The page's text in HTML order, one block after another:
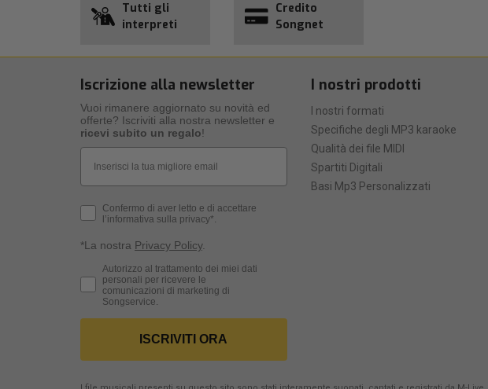
Tutti gli
interpreti
Credito
Songnet
Iscrizione alla newsletter
Vuoi rimanere aggiornato su novità ed
offerte? Iscriviti alla nostra newsletter e
ricevi subito un regalo!
Privacy Policy
Confermo di aver letto e di accettare
l’informativa sulla privacy*.
*La nostra Privacy Policy.
Consenso Marketing
Autorizzo al trattamento dei miei dati
personali per ricevere le
comunicazioni di marketing di
Songservice.
ISCRIVITI ORA
I nostri prodotti
I nostri formati
Specifiche degli MP3 karaoke
Qualità dei file MIDI
Spartiti Digitali
Basi Mp3 Personalizzati